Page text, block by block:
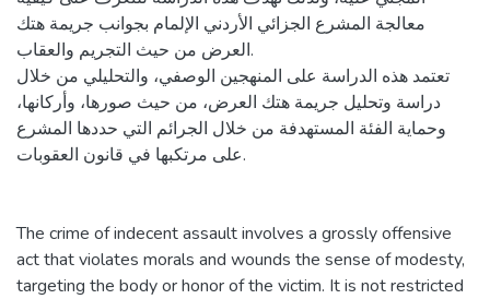
معالجة المشرع الجزائي الأردني الإلمام بجوانب جريمة هتك
العرض من حيث التجريم والعقاب.
تعتمد هذه الدراسة على المنهجين الوصفي، والتحليلي من خلال
دراسة وتحليل جريمة هتك العرض، من حيث صورها، وأركانها،
وحماية الفئة المستهدفة من خلال الجرائم التي حددها المشرع
على مرتكبها في قانون العقوبات.
The crime of indecent assault involves a grossly offensive
act that violates morals and wounds the sense of modesty,
targeting the body or honor of the victim. It is not restricted